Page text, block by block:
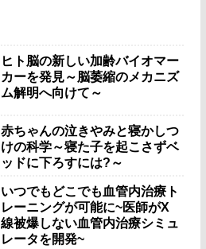
ヒト脳の新しい加齢バイオマー
カーを発見～脳萎縮のメカニズ
ム解明へ向けて～
赤ちゃんの泣きやみと寝かしつ
けの科学～寝た子を起こさずベ
ッドに下ろすには?～
いつでもどこでも血管内治療ト
レーニングが可能に~医師がX
線被爆しない血管内治療シミュ
レータを開発~